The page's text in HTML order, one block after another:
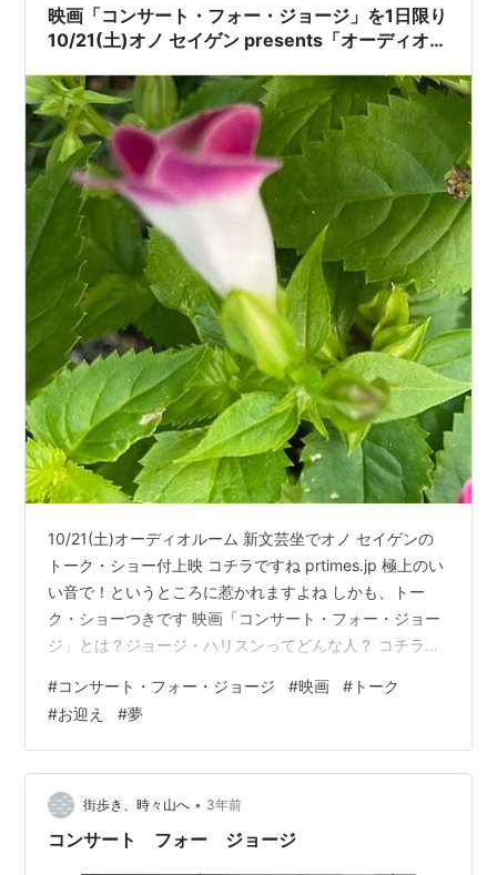
な。 ジョ…
映画「コンサート・フォー・ジョージ」を1日限り
10/21(土)オノ セイゲン presents「オーディオル
音でどうぞ
10/21(土)オーディオルーム 新文芸坐でオノ セイゲンの
トーク・ショー付上映 コチラですね prtimes.jp 極上のい
い音で！というところに惹かれますよね しかも、トー
ク・ショーつきです 映画「コンサート・フォー・ジョー
ジ」とは？ジョージ・ハリスンってどんな人？ コチラで
たちに愛されているか こんなに心のこもったコンサート
をひらいてもらえる人は、なかなかいないと思いました
ぜひ！いい音で！ 観に行けない方は感想もどうぞ ご事情
があっての場合は、感想を読めるのがいいですね コチラ
です www.aiaoko.com ジョージ…
#コンサート・フォー・ジョージ #映画 # トーク
#お迎え #夢
街歩き、時々山へ • 3年前
コンサート フォー ジョージ